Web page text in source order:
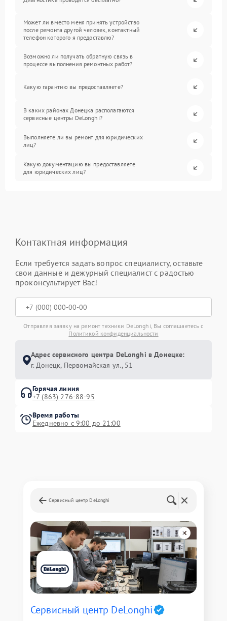
Может ли вместо меня принять устройство
после ремонта другой человек, контактный
телефон которого я предоставлю?
Возможно ли получать обратную связь в
процессе выполнения ремонтных работ?
Какую гарантию вы предоставляете?
В каких районах Донецка располагаются
сервисные центры DeLonghi?
Выполняете ли вы ремонт для юридических
лиц?
Какую документацию вы предоставляете
для юридических лиц?
Контактная информация
Если требуется задать вопрос специалисту, оставьте
свои данные и дежурный специалист с радостью
проконсультирует Вас!
Отправляя заявку на ремонт техники DeLonghi, Вы соглашаетесь с
Политикой конфиденциальности
Адрес сервисного центра DeLonghi в Донецке:
г. Донецк, Первомайская ул., 51
Горячая линия
+7 (863) 276-88-95
Время работы
Ежедневно с 9:00 до 21:00
Сервисный центр DeLonghi
Сервисный центр DeLonghi